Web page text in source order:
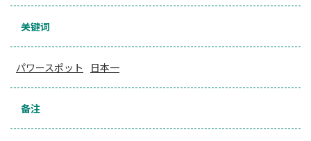
关键词
パワースポット 日本一
备注